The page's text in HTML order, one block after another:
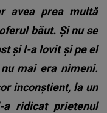
avea prea multă
băut. Și nu se
și l-a lovit și pe el
mai era nimeni.
inconștient, la un
ridicat prietenul